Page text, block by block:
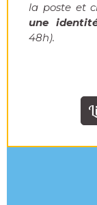
la poste et
une
48h).